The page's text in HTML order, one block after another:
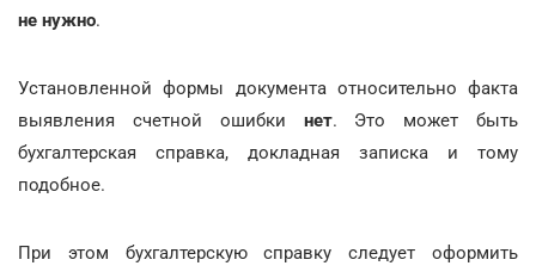
не нужно.
Установленной формы документа относительно факта
выявления счетной ошибки нет. Это может быть
бухгалтерская справка, докладная записка и тому
подобное.
При этом бухгалтерскую справку следует оформить